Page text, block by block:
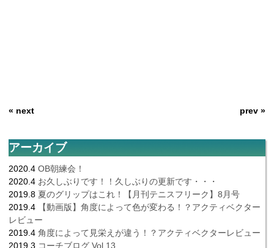
« next prev »
アーカイブ
2020.4 OB朝練会！
2020.4 お久しぶりです！！久しぶりの更新です・・・
2019.8 夏のグリップはこれ！【月刊テニスフリーク】8月号
2019.4
【動画版】角度によって色が変わる！？アクティベクター
レビュー
2019.4 角度によって見栄えが違う！？アクティベクターレビュー
2019.3 コーチブログ Vol.13